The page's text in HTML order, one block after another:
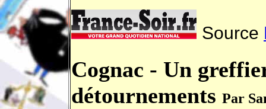
Source
Cognac - Un
détournements Par